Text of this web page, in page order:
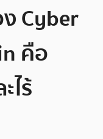
Cyber
คือ
ไร้